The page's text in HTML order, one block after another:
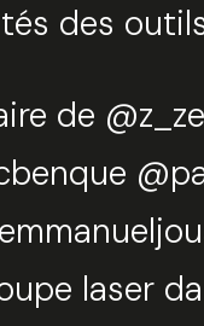
des
de
laser